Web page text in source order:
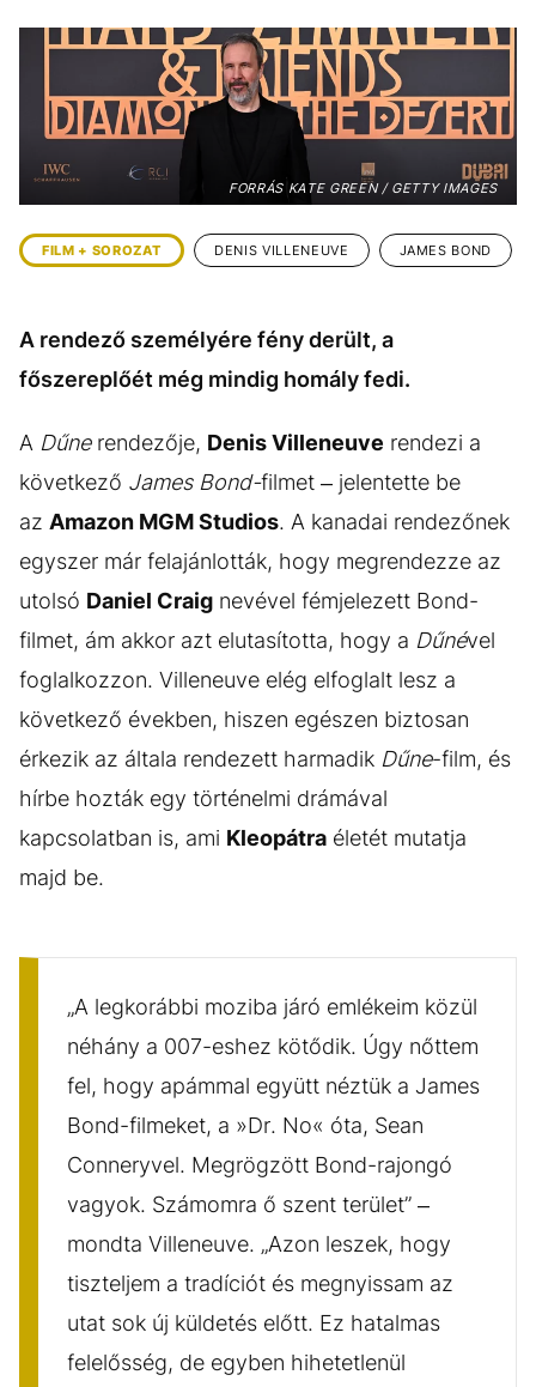
ÉLETMÓD DESIGN
BESZÉLGETÉSEK ARCOK
TÖRTÉNETEK
GASZTRO
FORRÁS KATE GREEN / GETTY IMAGES
FILM + SOROZAT DENIS VILLENEUVE JAMES BOND
A rendező személyére fény derült, a
főszereplőét még mindig homály fedi.
A Dűnerendezője, Denis Villeneuve rendezi a
következő James Bond-filmet – jelentette be
az Amazon MGM Studios. A kanadai rendezőnek
egyszer már felajánlották, hogy megrendezze az
utolsó Daniel Craig nevével fémjelezett Bond-
filmet, ám akkor azt elutasította, hogy a Dűnével
foglalkozzon. Villeneuve elég elfoglalt lesz a
következő években, hiszen egészen biztosan
érkezik az általa rendezett harmadik Dűne-film, és
hírbe hozták egy történelmi drámával
kapcsolatban is, ami Kleopátra életét mutatja
majd be.
„A legkorábbi moziba járó emlékeim közül
néhány a 007-eshez kötődik. Úgy nőttem
fel, hogy apámmal együtt néztük a James
Bond-filmeket, a »Dr. No« óta, Sean
Conneryvel. Megrögzött Bond-rajongó
vagyok. Számomra ő szent terület” –
mondta Villeneuve. „Azon leszek, hogy
tiszteljem a tradíciót és megnyissam az
utat sok új küldetés előtt. Ez hatalmas
felelősség, de egyben hihetetlenül